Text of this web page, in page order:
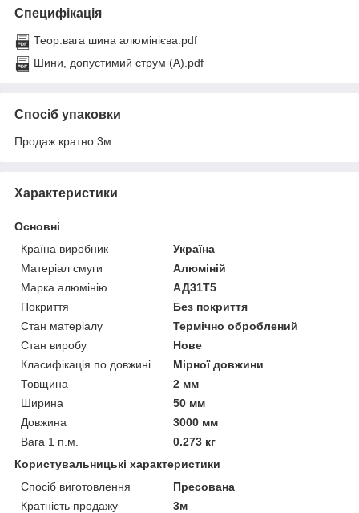
Специфікація
Теор.вага шина алюмінієва.pdf
Шини, допустимий струм (А).pdf
Спосіб упаковки
Продаж кратно 3м
Характеристики
Основні
Країна виробник
Україна
Матеріал смуги
Алюміній
Марка алюмінію
АД31Т5
Покриття
Без покриття
Стан матеріалу
Термічно оброблений
Стан виробу
Нове
Класифікація по довжині
Мірної довжини
Товщина
2 мм
Ширина
50 мм
Довжина
3000 мм
Вага 1 п.м.
0.273 кг
Користувальницькі характеристики
Спосіб виготовлення
Пресована
Кратність продажу
3м